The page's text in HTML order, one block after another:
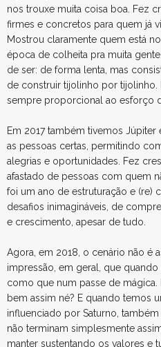
nos trouxe muita coisa boa. Fez
firmes e concretos para quem já
Mostrou claramente quem está
época de colheita pra muita
de ser: de forma lenta, mas
de construir tijolinho por tijolinho.
sempre proporcional ao esforço
Em 2017 também tivemos
as pessoas certas, permitindo
alegrias e oportunidades. Fez
afastado de pessoas com quem
foi um ano de estruturação e (re)
desafios inimagináveis, de
e crescimento, apesar de tudo.
Agora, em 2018, o cenário não é
impressão, em geral, que
como que num passe de mágica.
bem assim né? E quando temos
influenciado por Saturno,
não terminam simplesmente
manter sustentando os valores e